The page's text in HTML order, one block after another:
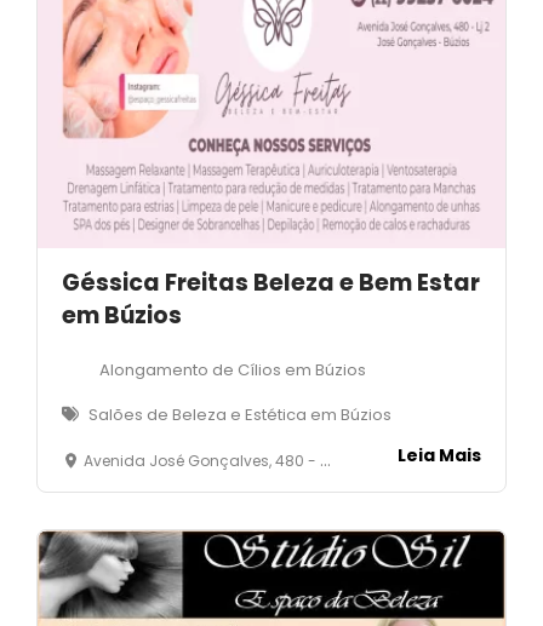
Géssica Freitas Beleza e Bem Estar
em Búzios
Alongamento de Cílios em Búzios
Salões de Beleza e Estética em Búzios
Avenida José Gonçalves, 480 - Loja 02- José Gonçalves- Armação dos Búzios Leia Mais